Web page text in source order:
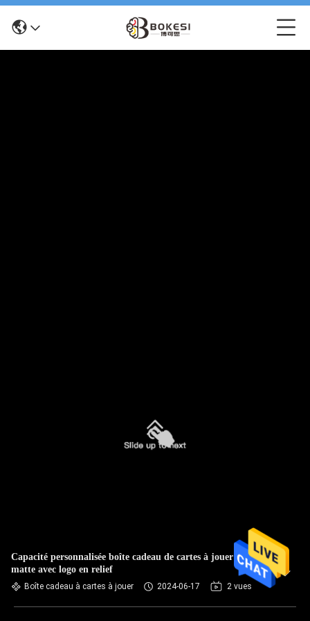
Capacité personnalisée boîte cadeau de cartes à jouer noire
matte avec logo en relief
Boîte cadeau à cartes à jouer 2024-06-17 2 vues